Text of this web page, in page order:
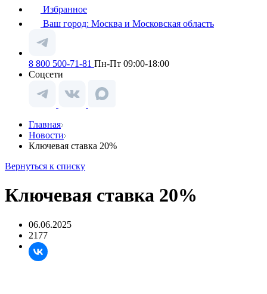
Избранное
Ваш город: Москва и Московская область
8 800 500-71-81 Пн-Пт 09:00-18:00
Соцсети
Главная
Новости
Ключевая ставка 20%
Вернуться к списку
Ключевая ставка 20%
06.06.2025
2177